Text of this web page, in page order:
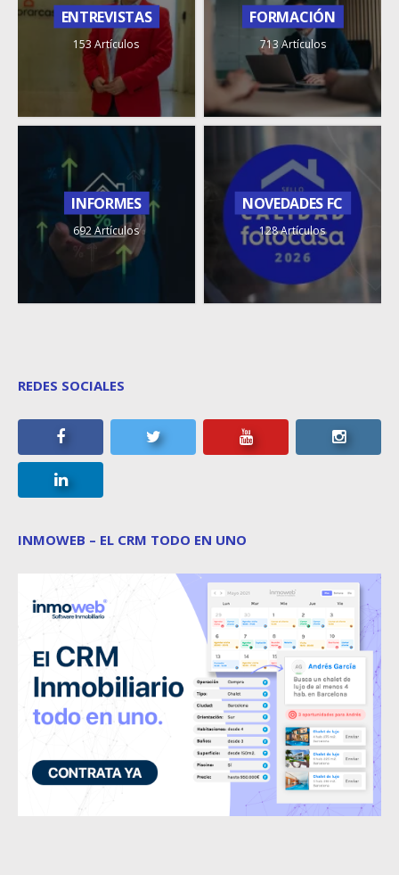
ENTREVISTAS
153 Artículos
FORMACIÓN
713 Artículos
INFORMES
692 Artículos
NOVEDADES FC
128 Artículos
REDES SOCIALES
INMOWEB – EL CRM TODO EN UNO